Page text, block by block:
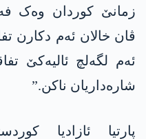
زمانێ کوردان وەک
ڤان خالان ئەم دکارن
ئەم لگەلچ ئالیەکێ
شارەداریان ناکن.”
پارتیا ئازادیا